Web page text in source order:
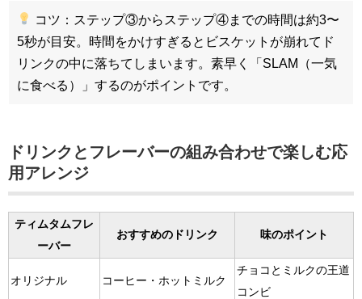
コツ：ステップ③からステップ④までの時間は約3〜
5秒が目安。時間をかけすぎるとビスケットが崩れてド
リンクの中に落ちてしまいます。素早く「SLAM（一気
に食べる）」するのがポイントです。
ドリンクとフレーバーの組み合わせで楽しむ応
用アレンジ
ティムタムフレ
ーバー
おすすめのドリンク 味のポイント
オリジナル コーヒー・ホットミルク
チョコとミルクの王道
コンビ